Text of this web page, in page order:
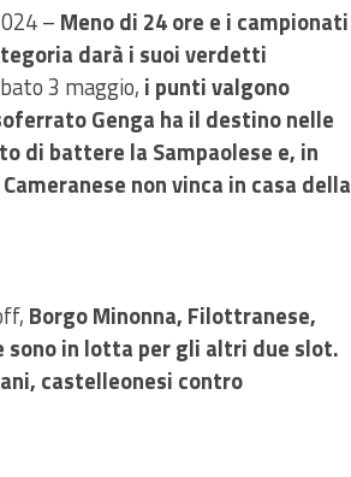
– Meno di 24 ore e i campionati
darà i suoi verdetti
3 maggio, i punti valgono
Genga ha il destino nelle
di battere la Sampaolese e, in
non vinca in casa della
Borgo Minonna, Filottranese,
sono in lotta per gli altri due slot.
castelleonesi contro